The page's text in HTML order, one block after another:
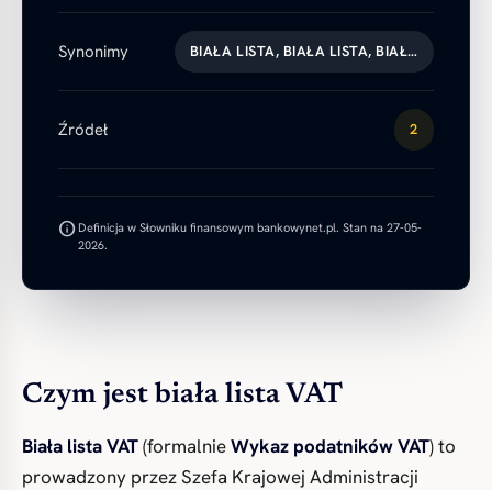
Synonimy BIAŁA LISTA, BIAŁA LISTA, BIAŁ…
Źródeł 2
infoDefinicja w Słowniku finansowym bankowynet.pl. Stan na 27-05-
2026.
Czym jest biała lista VAT
Biała lista VAT(formalnieWykaz podatników VAT) to
prowadzony przez Szefa Krajowej Administracji